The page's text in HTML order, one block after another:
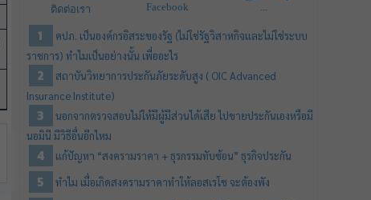
ติดต่อเรา Facebook ...
คปภ. เป็นองค์กรอิสระของรัฐ (ไม่ใช่รัฐวิสาหกิจและไม่ใช่ระบบ
ราชการ) ทำไมเป็นอย่างนั้น เพื่ออะไร
สถาบันวิทยาการประกันภัยระดับสูง ( OIC Advanced
Insurance Institute)
นอกจากตรวจสอบไม่ให้มีผู้มีส่วนได้เสีย ไปขายประกันเองหรือมี
นอมินี มีวิธีอื่นอีกไหม
แก้ปัญหา “สงครามราคา + ธุรกรรมทับซ้อน” ธุรกิจประกัน
ทำไม เมื่อเกิดสงครามราคาทำให้ลอสเรโช จะต้องพัง